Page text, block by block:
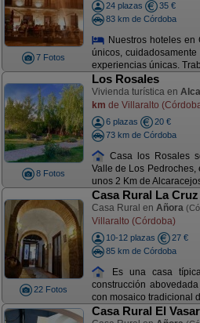
7 Fotos
24 plazas
35 €
83 km de Córdoba
Nuestros hoteles en
únicos,
experiencias únicas.
8 Fotos
Los Rosales
Vivienda turística en
km de Villaralto
6 plazas
20 €
73 km de Córdoba
Casa los Rosales
Valle de Los
unos 2 Km de
22 Fotos
Casa Rural La
Casa Rural en Añora
Villaralto (Córdoba)
10-12 plazas
27 €
85 km de Córdoba
Es una casa
construcción
con mosaico tradicional
Casa Rural El Vasar